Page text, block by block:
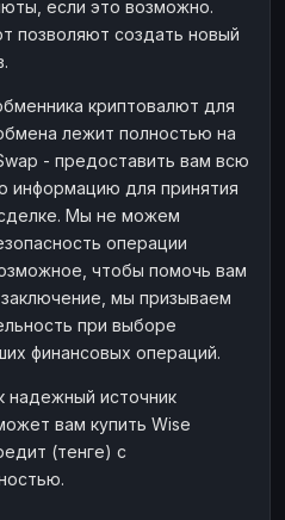
если это возможно.
позволяют создать новый
криптовалют для
лежит полностью на
- предоставить вам всю
информацию для принятия
Мы не можем
операции
чтобы помочь вам
мы призываем
при выборе
финансовых операций.
надежный источник
вам купить Wise
(тенге) с